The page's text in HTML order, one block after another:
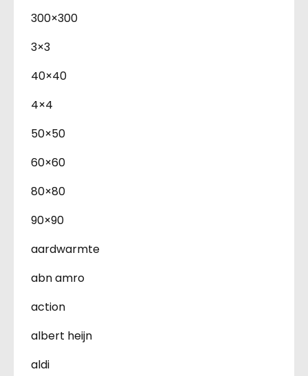
300×300
3×3
40×40
4×4
50×50
60×60
80×80
90×90
aardwarmte
abn amro
action
albert heijn
aldi